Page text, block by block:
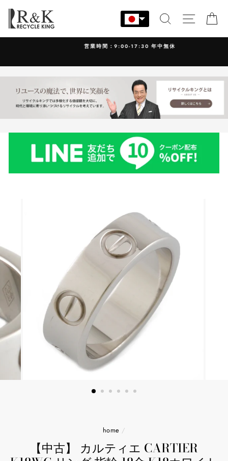
ン
す
検索 サイト
営業時間：9:00-17:30 年中無休
home /
【中古】 カルティエ CARTIER